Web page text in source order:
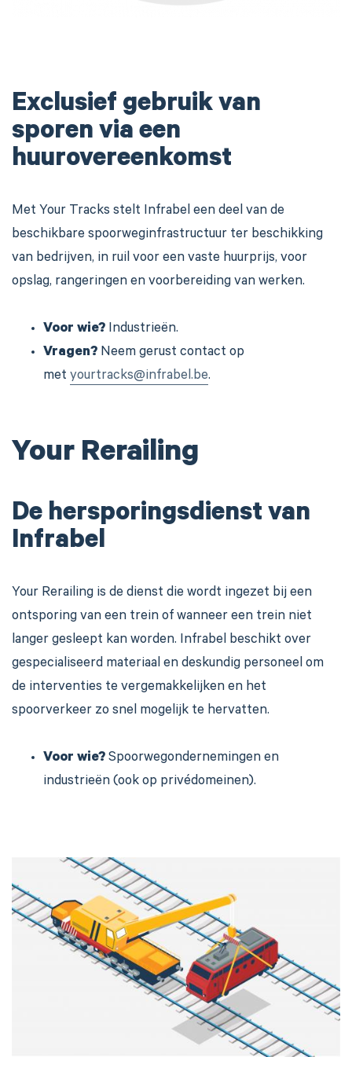
Exclusief gebruik van
sporen via een
huurovereenkomst
Met Your Tracks stelt Infrabel een deel van de
beschikbare spoorweginfrastructuur ter beschikking
van bedrijven, in ruil voor een vaste huurprijs, voor
opslag, rangeringen en voorbereiding van werken.
Voor wie? Industrieën.
Vragen? Neem gerust contact op
met yourtracks@infrabel.be.
Your Rerailing
De hersporingsdienst van
Infrabel
Your Rerailing is de dienst die wordt ingezet bij een
ontsporing van een trein of wanneer een trein niet
langer gesleept kan worden. Infrabel beschikt over
gespecialiseerd materiaal en deskundig personeel om
de interventies te vergemakkelijken en het
spoorverkeer zo snel mogelijk te hervatten.
Voor wie? Spoorwegondernemingen en
industrieën (ook op privédomeinen).